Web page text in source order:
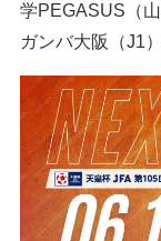
学PEGASUS（
ガンバ大阪（J1